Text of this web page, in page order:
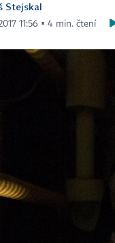
Stejskal
11:56 ▪ 4 min. čtení